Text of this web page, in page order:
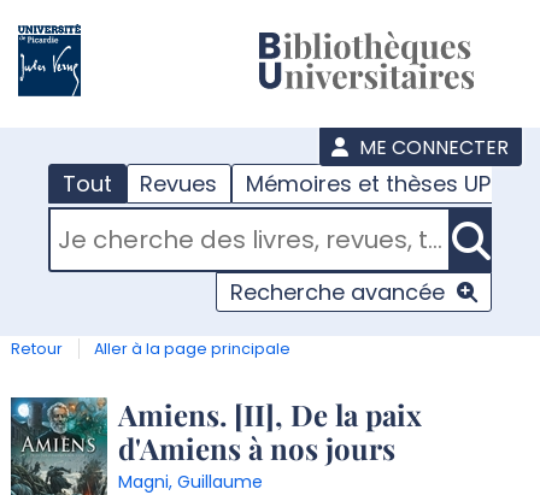
ME CONNECTER
Tout Revues Mémoires et thèses UPJV
RECHERCHER DANS "TOUT"
Recherche avancée
Retour Aller à la page principale
Détail
document
Amiens. [II], De la paix
d'Amiens à nos jours
Magni, Guillaume